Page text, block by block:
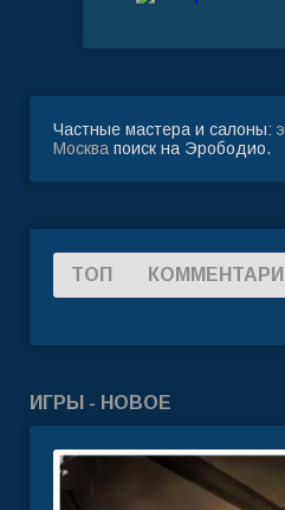
Частные мастера и салоны:
Москва поиск на Эрободио.
ТОП
ИГРЫ - НОВОЕ